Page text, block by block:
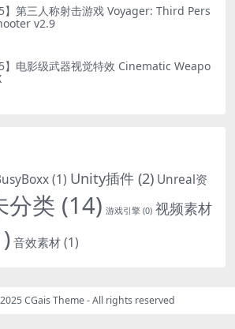
】第三人称射击游戏 Voyager: Third Pers
v2.9
】电影级武器视觉特效 Cinematic Weapo
(1) Unity插件 (2) Unreal资
分类 (14) 游戏引擎 (0) 视频素材
音效素材(1)
CGais Theme- All rights reserved